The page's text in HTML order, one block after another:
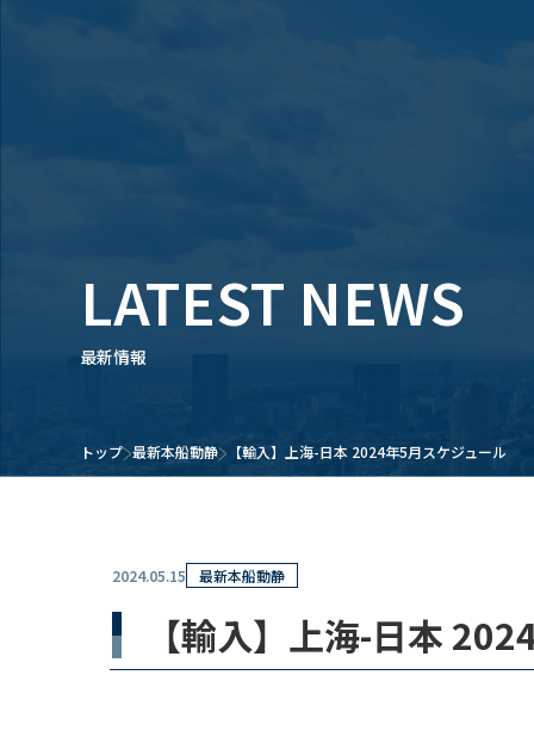
LATEST NEWS
最新情報
トップ 最新本船動静 【輸入】上海-日本 2024年5月スケジュール
2024.05.15 最新本船動静
【輸入】上海-日本